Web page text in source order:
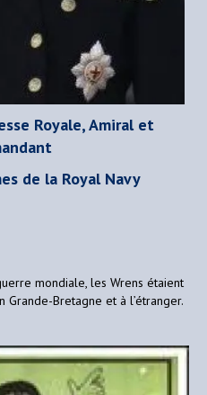
Royale, Amiral et
de la Royal Navy
mondiale, les Wrens étaient
Bretagne et à l’étranger.